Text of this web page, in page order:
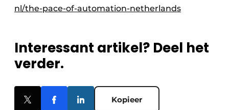
nl/the-pace-of-automation-netherlands
Interessant artikel? Deel het
verder.
Kopieer